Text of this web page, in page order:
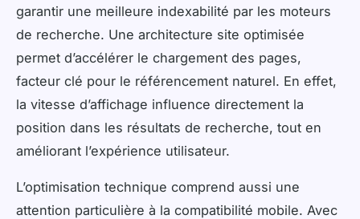
garantir une meilleure indexabilité par les moteurs
de recherche. Une architecture site optimisée
permet d’accélérer le chargement des pages,
facteur clé pour le référencement naturel. En effet,
la vitesse d’affichage influence directement la
position dans les résultats de recherche, tout en
améliorant l’expérience utilisateur.
L’optimisation technique comprend aussi une
attention particulière à la compatibilité mobile. Avec